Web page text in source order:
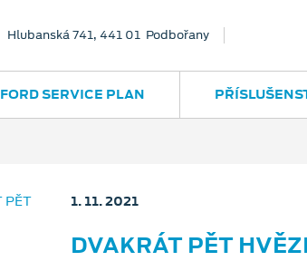
Hlubanská 741, 441 01 Podbořany
FORD SERVICE PLAN
1. 11. 2021
DVAKRÁT PĚT